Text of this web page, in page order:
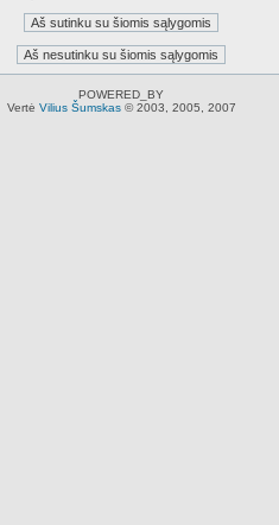
POWERED_BY
Vertė Vilius Šumskas© 2003, 2005, 2007